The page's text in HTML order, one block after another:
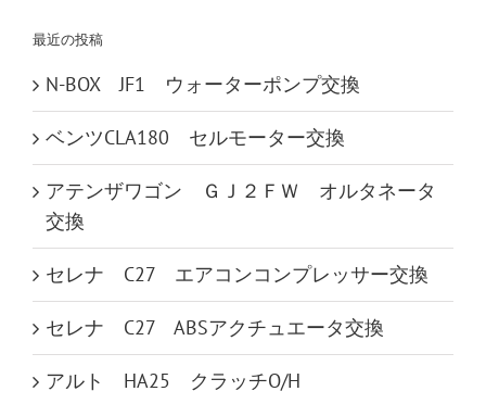
最近の投稿
N-BOX JF1 ウォーターポンプ交換
ベンツCLA180 セルモーター交換
アテンザワゴン ＧＪ２ＦＷ オルタネータ
交換
セレナ C27 エアコンコンプレッサー交換
セレナ C27 ABSアクチュエータ交換
アルト HA25 クラッチO/H